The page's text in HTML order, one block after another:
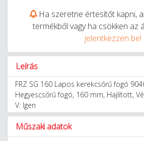
Ha szeretne értesítőt kapni,
termékből vagy ha csökken az
jelentkezzen be!
Leírás
FRZ SG 160 Lapos kerekcsőrű fogó
Hegyescsőrű fogó, 160 mm, Hajlított,
V: Igen
Műszaki adatok